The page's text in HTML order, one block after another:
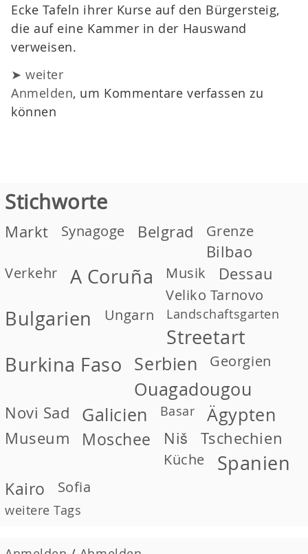
Ecke Tafeln ihrer Kurse auf den Bürgersteig,
die auf eine Kammer in der Hauswand
verweisen.
➤ weiter
Anmelden, um Kommentare verfassen zu
können
Stichworte
Markt Synagoge Belgrad Grenze
Bilbao
Verkehr A Coruña Musik Dessau
Veliko Tarnovo
Bulgarien Ungarn Landschaftsgarten
Streetart
Burkina Faso
Serbien Georgien
Ouagadougou
Novi Sad Galicien Basar Ägypten
Museum Moschee Niš Tschechien
Küche Spanien
Kairo Sofia
weitere Tags